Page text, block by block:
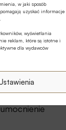
w jaki sposób
uzyskać informacje
wyświetlania
reklam, które są istotne i
dla wydawców
przede
0,1 proc.